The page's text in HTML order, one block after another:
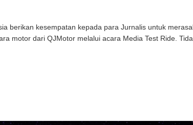
berikan kesempatan kepada para Jurnalis untuk
motor dari QJMotor melalui acara Media Test Ride.